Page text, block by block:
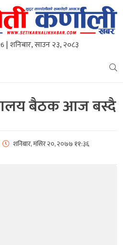
| शनिबार, साउन २३, २०८३
बैठक आज बस्दै
शनिबार, मंसिर २०, २०७७ ११:३६